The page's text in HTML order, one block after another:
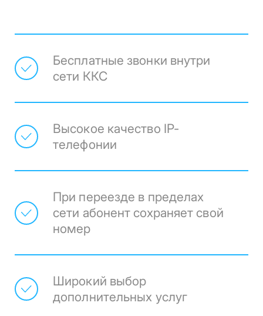
Бесплатные звонки внутри
сети ККС
Высокое качество IP-
телефонии
При переезде в пределах
сети абонент сохраняет свой
номер
Широкий выбор
дополнительных услуг